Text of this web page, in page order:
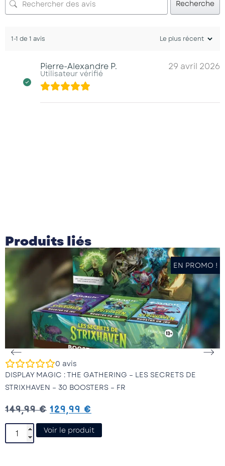
Recherche
1-1 de 1 avis
Pierre-Alexandre P.
Utilisateur vérifié
29 avril 2026
Produits liés
EN PROMO !
0 avis
DISPLAY MAGIC : THE GATHERING – LES SECRETS DE
STRIXHAVEN – 30 BOOSTERS – FR
149,99€ 129,99 €
Voir le produit